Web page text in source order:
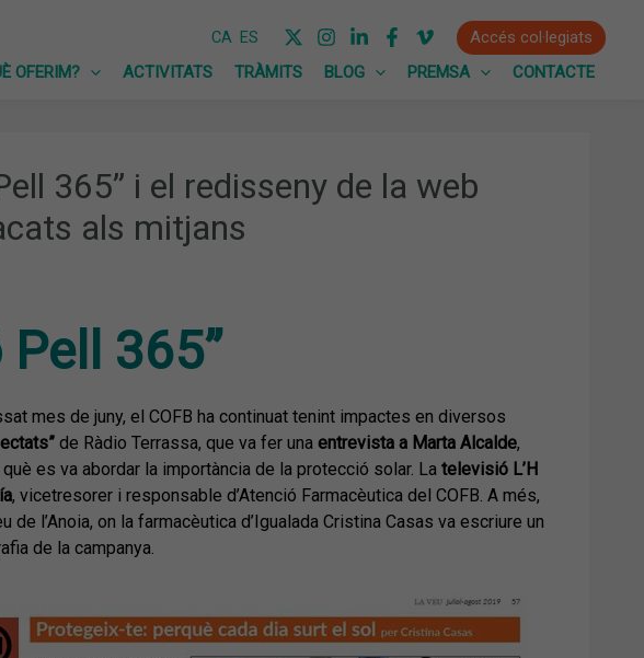
CA ES
Accés col·legiats
OFERIM? ACTIVITATS TRÀMITS BLOG PREMSA CONTACTE
365” i el redisseny de la web
als mitjans
365”
mes de juny, el COFB ha continuat tenint impactes en diversos
de Ràdio Terrassa, que va fer una entrevista a Marta Alcalde,
es va abordar la importància de la protecció solar. La televisió L’H
, vicetresorer i responsable d’Atenció Farmacèutica del COFB. A més,
l’Anoia, on la farmacèutica d’Igualada Cristina Casas va escriure un
de la campanya.